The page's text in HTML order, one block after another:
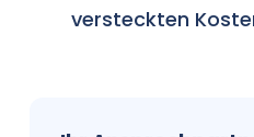
versteckten